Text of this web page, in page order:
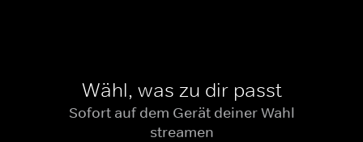
Wähl, was zu dir passt
Sofort auf dem Gerät deiner Wahl
streamen